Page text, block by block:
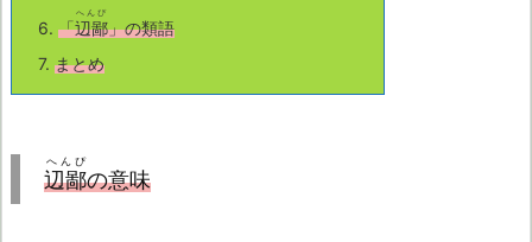
6. 「辺鄙
へんぴ
」の類語
7. まとめ
辺鄙
へんぴ
の意味